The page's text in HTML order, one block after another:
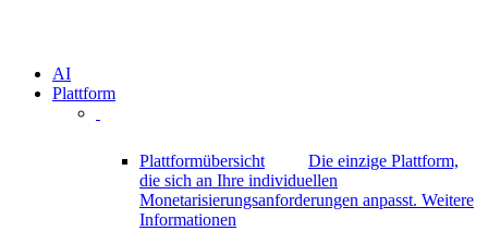
AI
Plattform
Plattformübersicht
Die einzige Plattform,
die sich an Ihre individuellen
Monetarisierungsanforderungen anpasst. Weitere
Informationen